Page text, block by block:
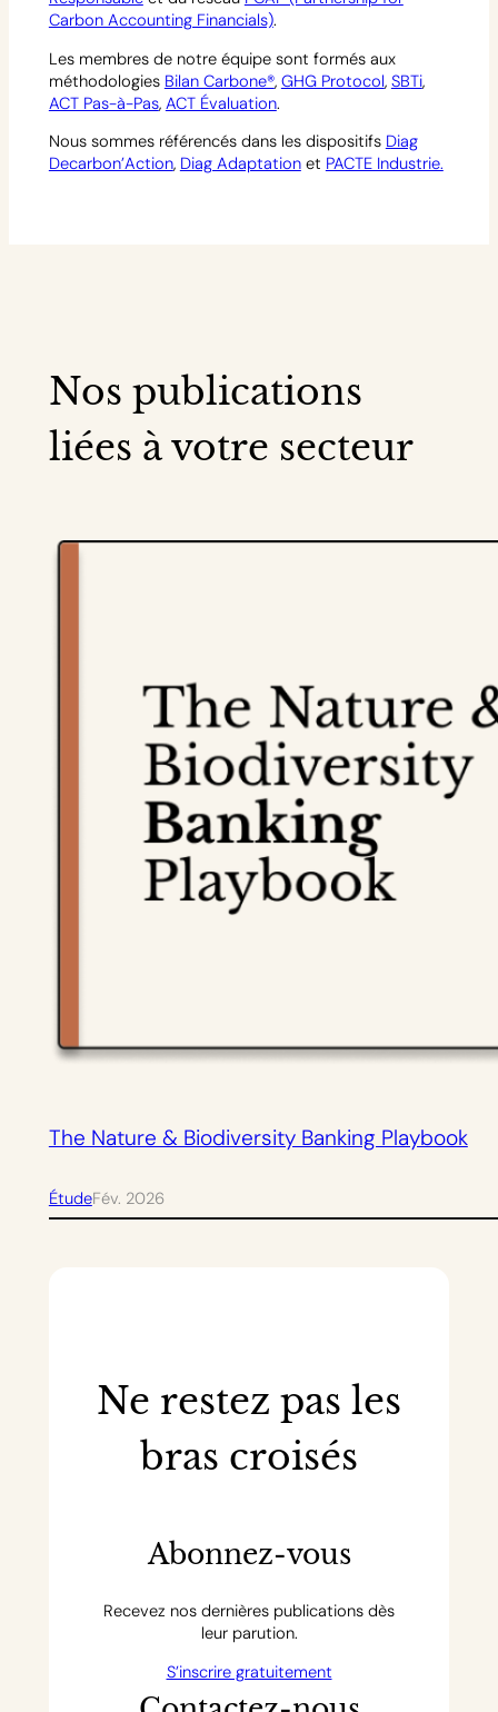
Carbon Accounting Financials).
Les membres de notre équipe sont formés aux
méthodologies Bilan Carbone®, GHG Protocol, SBTi,
ACT Pas-à-Pas, ACT Évaluation.
Nous sommes référencés dans les dispositifs Diag
Decarbon’Action, Diag Adaptationet PACTE Industrie.
Nos publications
liées à votre secteur
The Nature & Biodiversity Banking Playbook
ÉtudeFév. 2026
Ne restez pas les
bras croisés
Abonnez-vous
Recevez nos dernières publications dès
leur parution.
S’inscrire gratuitement